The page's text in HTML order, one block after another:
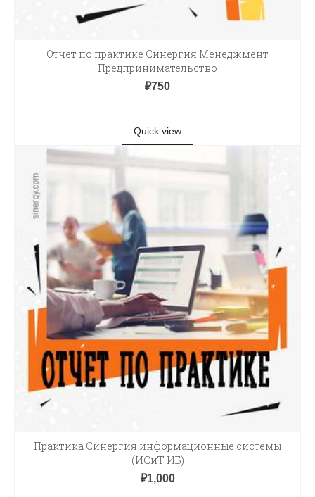
Отчет по практике Синергия Менеджмент
Предпринимательство
₽750
Quick view
Практика Синергия информационные системы
(ИСиТ ИБ)
₽1,000